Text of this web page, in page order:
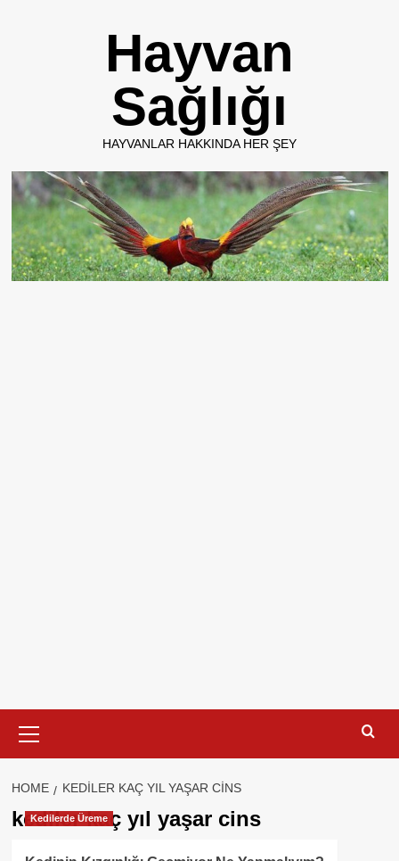
Hayvan
Sağlığı
HAYVANLAR HAKKINDA HER ŞEY
Menu
HOME KEDILER KAÇ YIL YAŞAR CINS
kediler kaç yıl yaşar cins
Kedilerde Üreme